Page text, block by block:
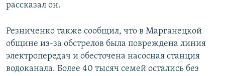
рассказал он.
Резниченко также сообщил, что в Марганецкой
общине из-за обстрелов была повреждена линия
электропередач и обесточена насосная станция
водоканала. Более 40 тысяч семей остались без